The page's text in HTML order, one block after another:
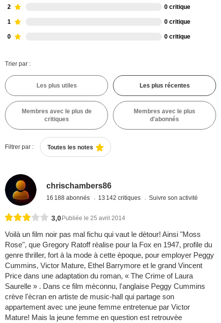
2 0 critique
1 0 critique
0 0 critique
Trier par :
Les plus utiles Les plus récentes
Membres avec le plus de
critiques
Membres avec le plus
d'abonnés
Filtrer par : Toutes les notes
chrischambers86
16 188 abonnés 13 142 critiques Suivre son activité
3,0 Publiée le 25 avril 2014
Voilà un film noir pas mal fichu qui vaut le dètour! Ainsi "Moss
Rose", que Gregory Ratoff rèalise pour la Fox en 1947, profile du
genre thriller, fort à la mode à cette èpoque, pour employer Peggy
Cummins, Victor Mature, Ethel Barrymore et le grand Vincent
Price dans une adaptation du roman, « The Crime of Laura
Saurelle » . Dans ce film mèconnu, l'anglaise Peggy Cummins
crève l'ècran en artiste de music-hall qui partage son
appartement avec une jeune femme entretenue par Victor
Mature! Mais la jeune femme en question est retrouvèe